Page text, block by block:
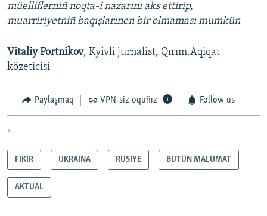
müelliflerniñ noqta-i nazarını aks ettirip,
muarririyetniñ baqışlarınen bir olmaması mumkün
Vitaliy Portnikov, Kyivli jurnalist, Qırım.Aqiqat
közeticisi
Paylaşmaq VPN-siz oquñız Follow us
*
FİKİR UKRAİNA RUSİYE BUTÜN MALÜMAT
AKTUAL